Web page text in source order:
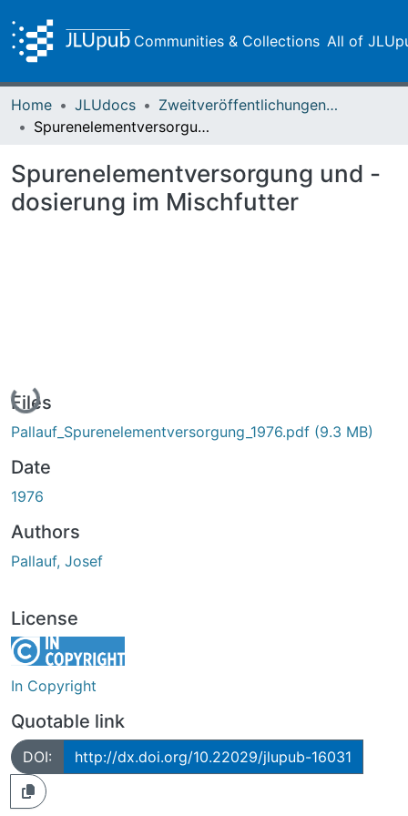
Communities & Collections All of
Home JLUdocs
Zweitveröffentlichungen (grüner Weg)
Spurenelementversorgung und -dosierung im Mischfutter
Spurenelementversorgung und -
dosierung im Mischfutter
Loading...
Files
Pallauf_Spurenelementversorgung_1976.pdf (9.3 MB)
Date
1976
Authors
Pallauf, Josef
License
In Copyright
Quotable link
DOI: http://dx.doi.org/10.22029/jlupub-16031